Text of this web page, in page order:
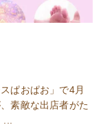
ぱおぱお」で4月
素敵な出店者がた
...